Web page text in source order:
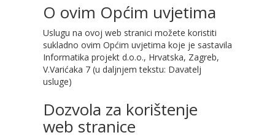
O ovim Općim uvjetima
Uslugu na ovoj web stranici možete koristiti
sukladno ovim Općim uvjetima koje je sastavila
Informatika projekt d.o.o., Hrvatska, Zagreb,
V.Varićaka 7 (u daljnjem tekstu: Davatelj
usluge)
Dozvola za korištenje
web stranice